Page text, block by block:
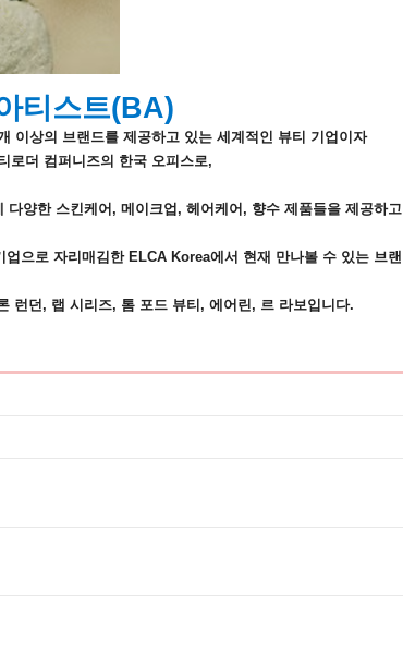
티스트(BA)
이상의 브랜드를 제공하고 있는 세계적인 뷰티 기업이자
로더 컴퍼니즈의 한국 오피스로,
양한 스킨케어, 메이크업, 헤어케어, 향수 제품들을 제공하고
으로 자리매김한 ELCA Korea에서 현재 만나볼 수 있는 브랜
런던, 랩 시리즈, 톰 포드 뷰티, 에어린, 르 라보입니다.